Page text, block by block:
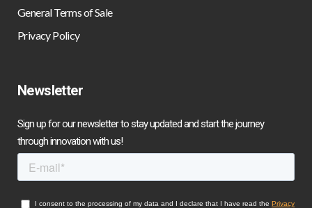
General Terms of Sale
Privacy Policy
Newsletter
Sign up for our newsletter to stay updated and start the journey
through innovation with us!